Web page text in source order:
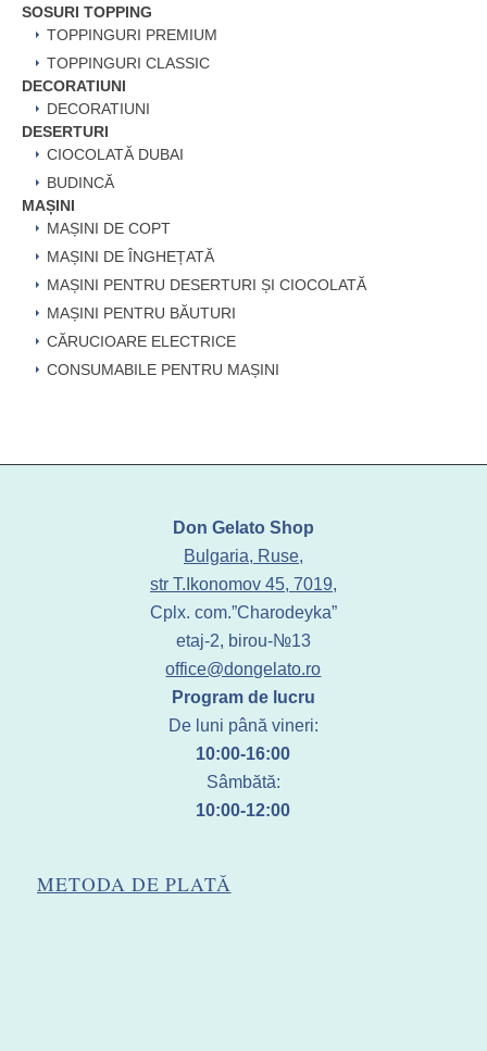
SOSURI TOPPING
TOPPINGURI PREMIUM
TOPPINGURI CLASSIC
DECORATIUNI
DECORATIUNI
DESERTURI
CIOCOLATĂ DUBAI
BUDINCĂ
MAȘINI
MAȘINI DE COPT
MAȘINI DE ÎNGHEȚATĂ
MAȘINI PENTRU DESERTURI ȘI CIOCOLATĂ
MAȘINI PENTRU BĂUTURI
CĂRUCIOARE ELECTRICE
CONSUMABILE PENTRU MAȘINI
Don Gelato Shop
Bulgaria, Ruse,
str T.Ikonomov 45, 7019,
Cplx. com.”Charodeyka”
etaj-2, birou-№13
office@dongelato.ro
Program de lucru
De luni până vineri:
10:00-16:00
Sâmbătă:
10:00-12:00
METODA DE PLATĂ